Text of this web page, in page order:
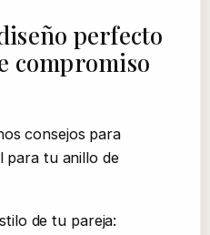
perfecto
compromiso
consejos para
para tu anillo de
de tu pareja: